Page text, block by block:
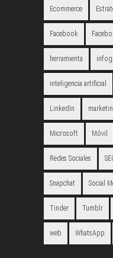
Ecommerce
Facebook
herramienta
inteligencia artificial
LinkedIn
Microsoft Móvil
Redes Sociales
Snapchat Social
Tinder Tumblr
web WhatsApp